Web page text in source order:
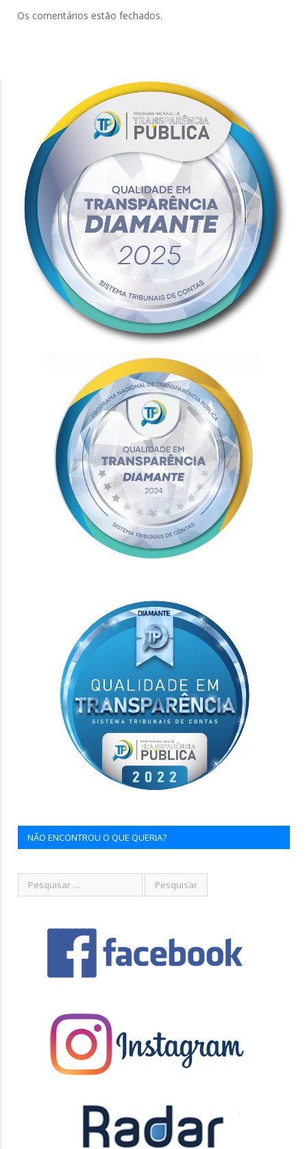
Os comentários estão fechados.
NÃO ENCONTROU O QUE QUERIA?